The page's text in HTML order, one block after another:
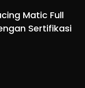
Matic Full
Sertifikasi